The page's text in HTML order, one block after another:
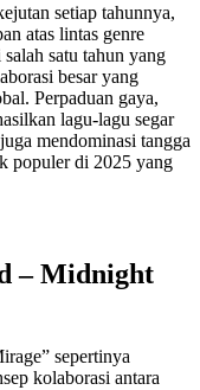
setiap tahunnya,
atas lintas genre
satu tahun yang
besar yang
Perpaduan gaya,
lagu-lagu segar
mendominasi tangga
populer di 2025 yang
– Midnight
sepertinya
kolaborasi antara